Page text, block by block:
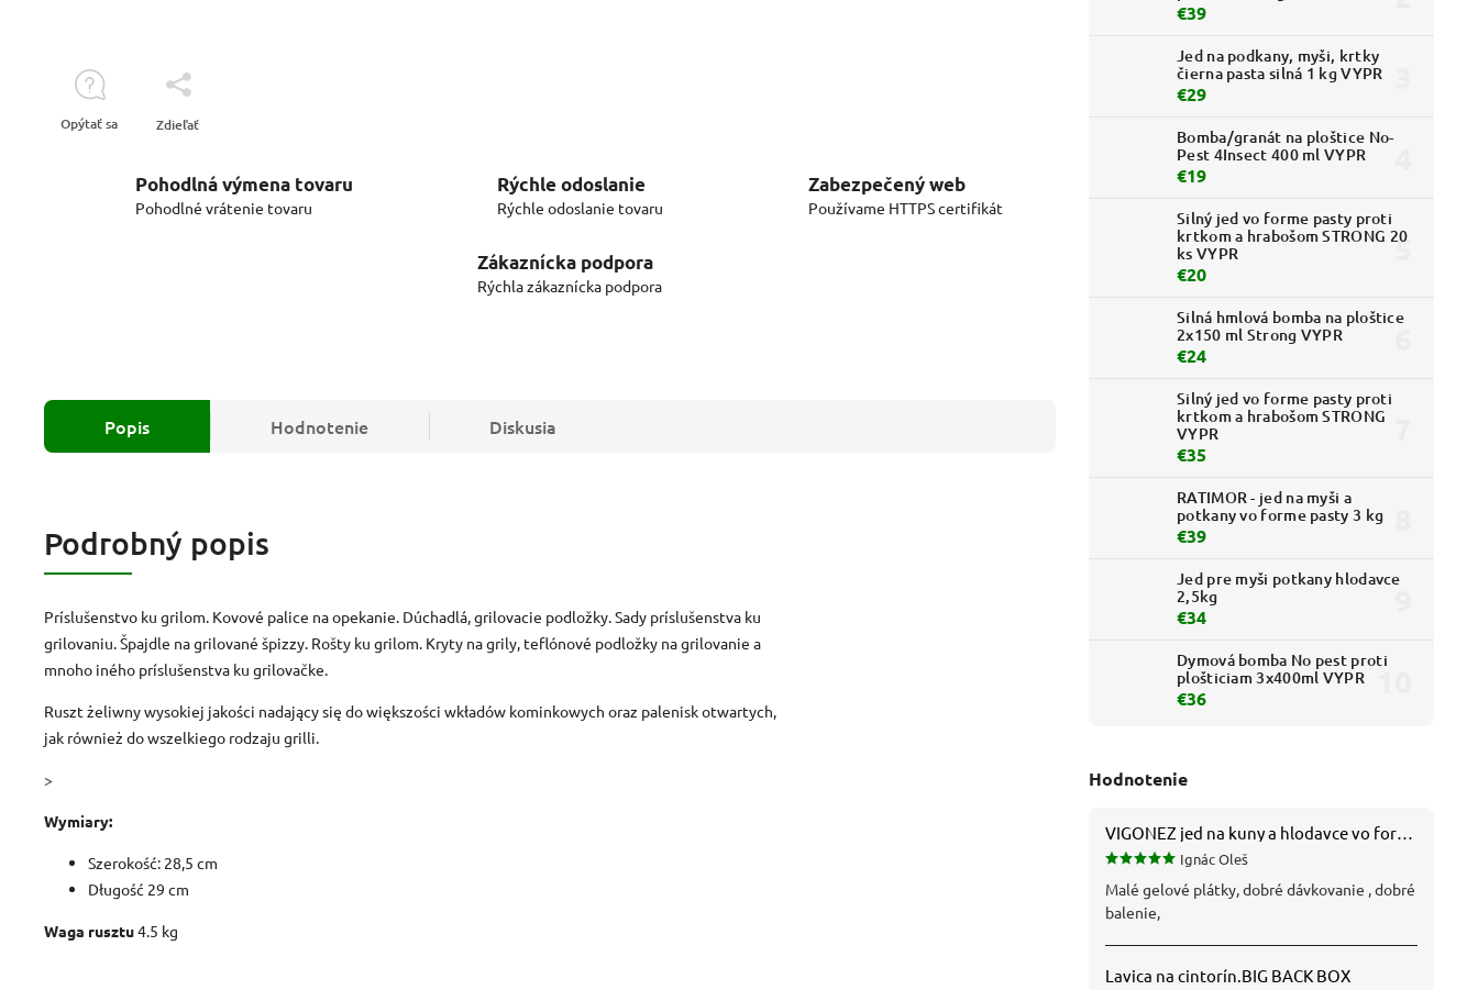
€39
Jed na podkany, myši, krtky
čierna pasta silná 1 kg VYPR
€29
Bomba/granát na ploštice No-
Pest 4Insect 400 ml VYPR
€19
Silný jed vo forme pasty proti
krtkom a hrabošom STRONG 20
ks VYPR
€20
Silná hmlová bomba na ploštice
2x150 ml Strong VYPR
€24
Silný jed vo forme pasty proti
krtkom a hrabošom STRONG
VYPR
€35
RATIMOR - jed na myši a
potkany vo forme pasty 3 kg
€39
Jed pre myši potkany hlodavce
2,5kg
€34
Dymová bomba No pest proti
plošticiam 3x400ml VYPR
€36
Hodnotenie
VIGONEZ jed na kuny a hlodavce vo forme pasty 1,5 kg
Ignác Oleš
Malé gelové plátky, dobré dávkovanie , dobré
balenie,
Lavica na cintorín.BIG BACK BOX
Opýtať sa Zdieľať
Pohodlná výmena tovaru
Pohodlné vrátenie tovaru
Rýchle odoslanie
Rýchle odoslanie tovaru
Zabezpečený web
Používame HTTPS certifikát
Zákaznícka podpora
Rýchla zákaznícka podpora
Popis Hodnotenie Diskusia
Podrobný popis
Príslušenstvo ku grilom. Kovové palice na opekanie. Dúchadlá, grilovacie podložky. Sady príslušenstva ku
grilovaniu. Špajdle na grilované špizzy. Rošty ku grilom. Kryty na grily, teflónové podložky na grilovanie a
mnoho iného príslušenstva ku grilovačke.
Ruszt żeliwny wysokiej jakości nadający się do większości wkładów kominkowych oraz palenisk otwartych,
jak również do wszelkiego rodzaju grilli.
>
Wymiary:
Szerokość: 28,5 cm
Długość 29 cm
Waga rusztu4.5 kg